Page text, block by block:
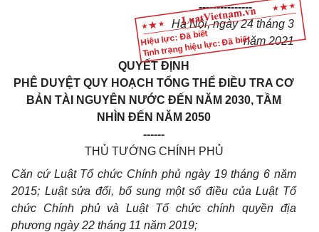
Hiệu lực: Đã biết
Tình trạng hiệu lực: Đã biết
---------------
Hà Nội, ngày24 tháng 3
năm 2021
QUYẾT ĐỊNH
PHÊ DUYỆT QUY HOẠCH TỔNG THỂ ĐIỀU TRA CƠ
BẢN TÀI NGUYÊN NƯỚC ĐẾN NĂM 2030, TẦM
NHÌN ĐẾN NĂM 2050
------
THỦ TƯỚNG CHÍNH PHỦ
Căn cứ Luật Tổ chức Chính phủ ngày 19 tháng 6 năm
2015; Luật sửa đổi, bổ sung một số điều của Luật Tổ
chức Chính phủ và Luật Tổ chức chính quyền địa
phương ngày 22 tháng 11 năm 2019;